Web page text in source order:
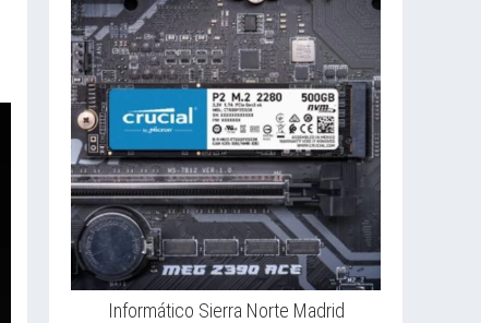
Informático Sierra Norte Madrid